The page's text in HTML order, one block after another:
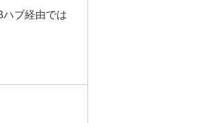
ブ経由では